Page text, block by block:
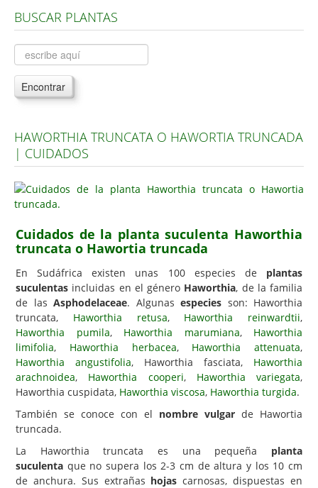
Árboles, Cicas y Palmeras de la G a la Z
Plantas Anuales y Perennes
Plantas Bulbosas y Acuáticas
Plantas de Interior
Plantas Aromáticas y de Huerto
Plantas Carnívoras y Orquídeas
Consejos
Hemisferio Sur
Enfermedades
Animales
Hongos
Carencias
Fotos
Flores y Plantas
Árboles y Palmeras
Cactus y Suculentas
BUSCAR PLANTAS
Encontrar
HAWORTHIA TRUNCATA O HAWORTIA TRUNCADA
| CUIDADOS
Cuidados de la planta suculenta Haworthia
truncata o Hawortia truncada
En Sudáfrica existen unas 100 especies de plantas
suculentas incluidas en el género Haworthia, de la familia
de las Asphodelaceae. Algunas especies son: Haworthia
truncata, Haworthia retusa, Haworthia reinwardtii,
Haworthia pumila, Haworthia marumiana, Haworthia
limifolia, Haworthia herbacea, Haworthia attenuata,
Haworthia angustifolia, Haworthia fasciata, Haworthia
arachnoidea, Haworthia cooperi, Haworthia variegata,
Haworthia cuspidata, Haworthia viscosa, Haworthia turgida.
También se conoce con el nombre vulgar de Hawortia
truncada.
La Haworthia truncata es una pequeña planta
suculenta que no supera los 2-3 cm de altura y los 10 cm
de anchura. Sus extrañas hojas carnosas, dispuestas en